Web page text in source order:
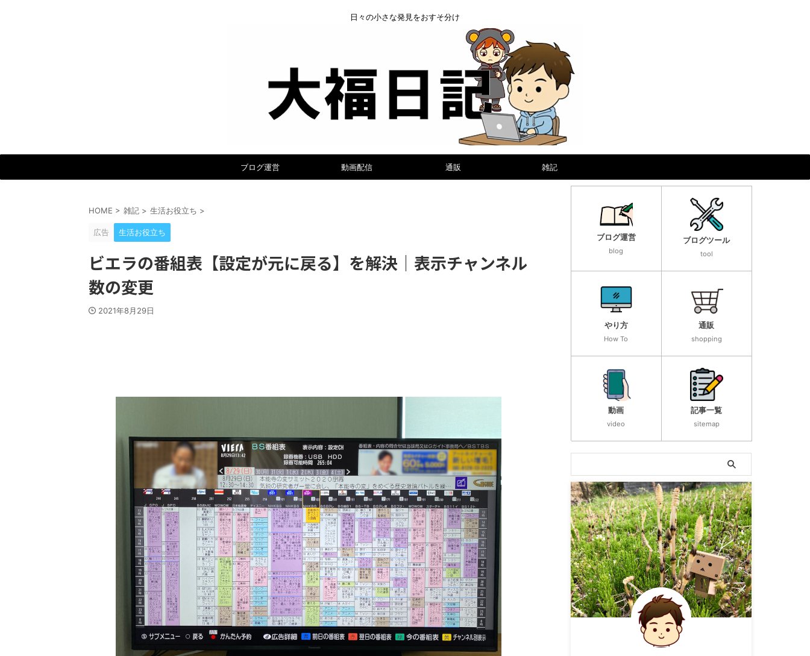
日々の小さな発見をおすそ分け
ブログ運営 動画配信 通販 雑記
HOME > 雑記 > 生活お役立ち >
広告 生活お役立ち
ビエラの番組表【設定が元に戻る】を解決｜表示チャンネル
数の変更
2021年8月29日
ブログ運営
blog
ブログツール
tool
やり方
How To
通販
shopping
動画
video
記事一覧
sitemap